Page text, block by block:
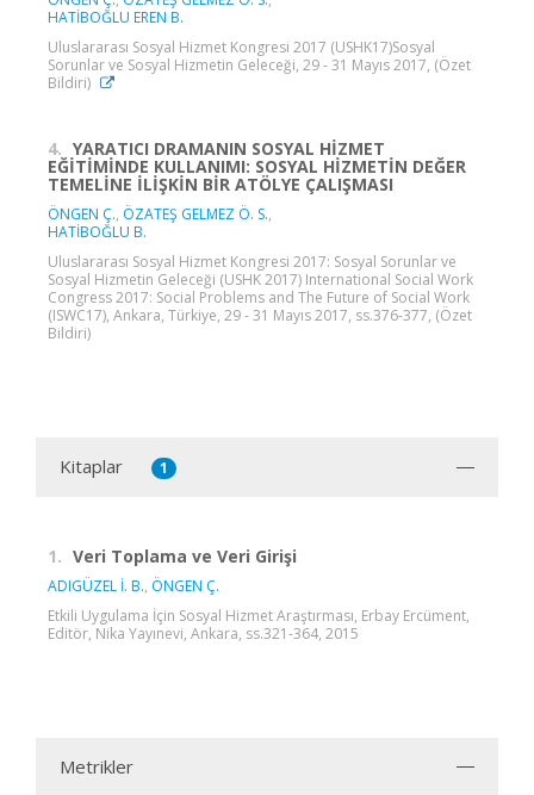
HATİBOĞLU EREN B.
Uluslararası Sosyal Hizmet Kongresi 2017 (USHK17)Sosyal
Sorunlar ve Sosyal Hizmetin Geleceği, 29 - 31 Mayıs 2017, (Özet
Bildiri)
4. YARATICI DRAMANIN SOSYAL HİZMET
EĞİTİMİNDE KULLANIMI: SOSYAL HİZMETİN DEĞER
TEMELİNE İLİŞKİN BİR ATÖLYE ÇALIŞMASI
ÖNGEN Ç., ÖZATEŞ GELMEZ Ö. S.,
HATİBOĞLU B.
Uluslararası Sosyal Hizmet Kongresi 2017: Sosyal Sorunlar ve
Sosyal Hizmetin Geleceği (USHK 2017) International Social Work
Congress 2017: Social Problems and The Future of Social Work
(ISWC17), Ankara, Türkiye, 29 - 31 Mayıs 2017, ss.376-377, (Özet
Bildiri)
Kitaplar 1
1. Veri Toplama ve Veri Girişi
ADIGÜZEL İ. B., ÖNGEN Ç.
Etkili Uygulama İçin Sosyal Hizmet Araştırması, Erbay Ercüment,
Editör, Nika Yayınevi, Ankara, ss.321-364, 2015
Metrikler